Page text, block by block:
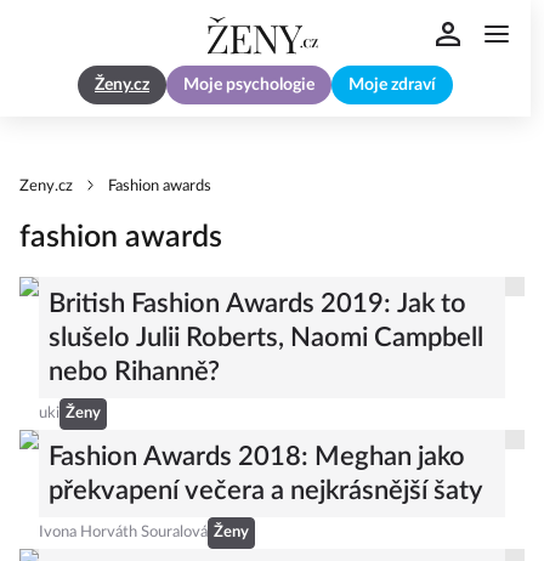
Ženy.cz Moje psychologie Moje zdraví
Zeny.cz Fashion awards
fashion awards
British Fashion Awards 2019: Jak to
slušelo Julii Roberts, Naomi Campbell
nebo Rihanně?
uki Ženy
Fashion Awards 2018: Meghan jako
překvapení večera a nejkrásnější šaty
Ivona Horváth Souralová Ženy